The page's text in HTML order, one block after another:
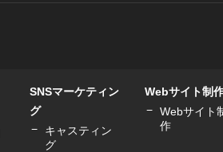
SNSマーケティン
グ
キャスティン
グ
Webサイト制
Webサイト
作